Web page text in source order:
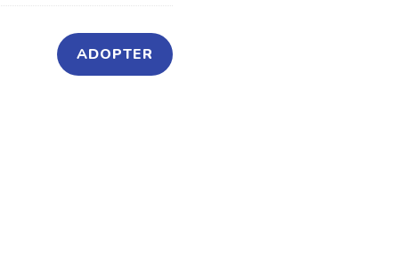
ADOPTER